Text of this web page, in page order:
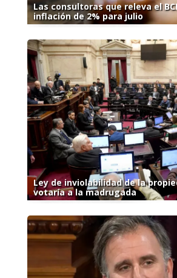
Las consultoras que releva el
inflación de 2% para julio
Ley de inviolabilidad de la
votaría a la madrugada